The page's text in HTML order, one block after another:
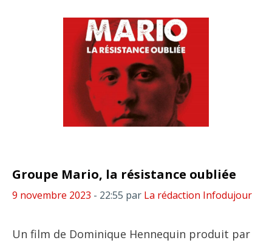
Groupe Mario, la résistance oubliée
9 novembre 2023 - 22:55 par La rédaction Infodujour
Un film de Dominique Hennequin produit par